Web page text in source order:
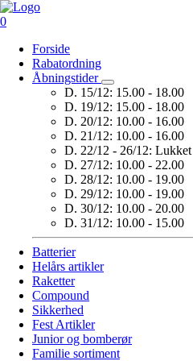
0
Forside
Rabatordning
Åbningstider
D. 15/12: 15.00 - 18.00
D. 19/12: 15.00 - 18.00
D. 20/12: 10.00 - 16.00
D. 21/12: 10.00 - 16.00
D. 22/12 - 26/12: Lukket
D. 27/12: 10.00 - 22.00
D. 28/12: 10.00 - 19.00
D. 29/12: 10.00 - 19.00
D. 30/12: 10.00 - 20.00
D. 31/12: 10.00 - 15.00
Batterier
Helårs artikler
Raketter
Compound
Sikkerhed
Fest Artikler
Junior og bomberør
Familie sortiment